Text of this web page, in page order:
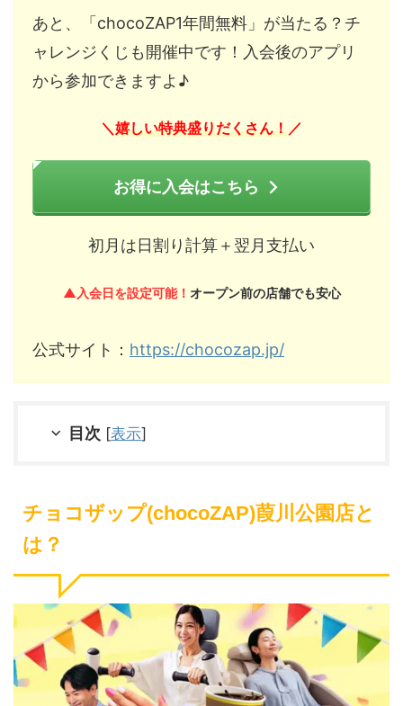
あと、「chocoZAP1年間無料」が当たる？チ
ャレンジくじも開催中です！入会後のアプリ
から参加できますよ♪
＼嬉しい特典盛りだくさん！ ／
お得に入会はこちら
初月は日割り計算＋翌月支払い
▲入会日を設定可能！ オープン前の店舗でも安心
公式サイト： https://chocozap.jp/
目次 [表示]
チョコザップ(chocoZAP)葭川公園店と
は？